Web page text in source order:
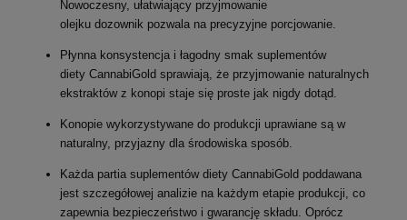
Nowoczesny, ułatwiający przyjmowanie
olejku dozownik pozwala na precyzyjne porcjowanie.
Płynna konsystencja i łagodny smak suplementów
diety CannabiGold sprawiają, że przyjmowanie naturalnych
ekstraktów z konopi staje się proste jak nigdy dotąd.
Konopie wykorzystywane do produkcji uprawiane są w
naturalny, przyjazny dla środowiska sposób.
Każda partia suplementów diety CannabiGold poddawana
jest szczegółowej analizie na każdym etapie produkcji, co
zapewnia bezpieczeństwo i gwarancję składu. Oprócz